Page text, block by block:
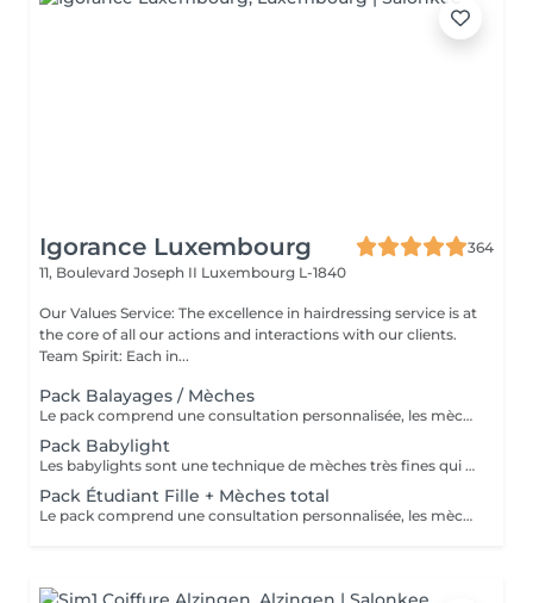
Igorance Luxembourg
364
11, Boulevard Joseph II Luxembourg L-1840
Our Values Service: The excellence in hairdressing service is at
the core of all our actions and interactions with our clients.
Team Spirit: Each in...
Pack Balayages / Mèches
Le pack comprend une consultation personnalisée, les mèches avec les produits LOREAL PROFESSIONNEL, shampooing et conditionneur spécifiques REDKEN, le séchage et les produits de styling REDKEN Option Coupe : la coupe IGORANCE, ( finition sur cheveux sec), le séchage et les produits de styling REDKEN. * Tarifs à titre indicatifs à confirmer après la consultation personnalisée établit auprès de votre coiffeur/stylist/spécialiste * La direction se réserve le droit d’apporter des modifications pour le bon fonctionnement du salon
Pack Babylight
Les babylights sont une technique de mèches très fines qui donne un résultat lumineux. Le pack comprend une consultation personnalisée, des babylights avec les produits LOREAL PROFESSIONNEL, shampooing et conditionneur spécifiques REDKEN, le séchage et les produits de styling REDKEN Option Coupe : la coupe IGORANCE, ( finition sur cheveux sec), le séchage et les produits de styling REDKEN. * Tarifs à titre indicatifs à confirmer après la consultation personnalisée établit auprès de votre coiffeur/stylist/spécialiste * La direction se réserve le droit d’apporter des modifications pour le bon fonctionnement du salon
Pack Étudiant Fille + Mèches total
Le pack comprend une consultation personnalisée, les mèches avec les produits LOREAL PROFESSIONNEL, shampooing et conditionneur spécifiques REDKEN, la coupe IGORANCE, ( finition sur cheveux sec), le séchage et les produits de styling REDKEN. * Tarifs à titre indicatifs à confirmer après la consultation personnalisée établit auprès de votre coiffeur/stylist/spécialiste * La direction se réserve le droit d’apporter des modifications pour le bon fonctionnement du salon